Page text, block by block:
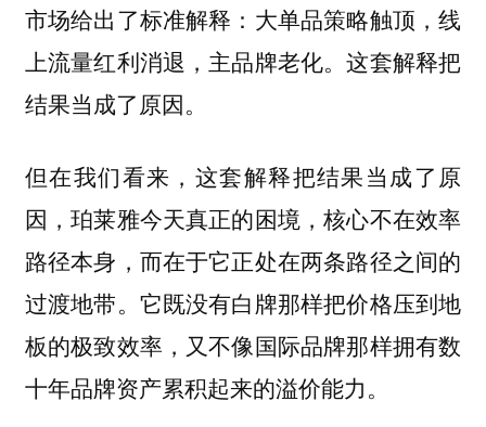
市场给出了标准解释：大单品策略触顶，线
上流量红利消退，主品牌老化。这套解释把
结果当成了原因。
但在我们看来，这套解释把结果当成了原
因，珀莱雅今天真正的困境，核心不在效率
路径本身，而在于它正处在两条路径之间的
过渡地带。它既没有白牌那样把价格压到地
板的极致效率，又不像国际品牌那样拥有数
十年品牌资产累积起来的溢价能力。